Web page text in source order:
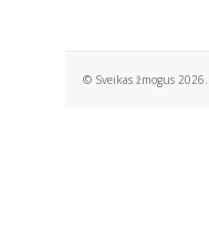
© Sveikas žmogus 2026.